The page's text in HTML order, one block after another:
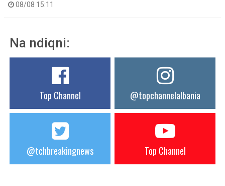
08/08 15:11
Na ndiqni:
Top Channel @topchannelalbania
@tchbreakingnews Top Channel